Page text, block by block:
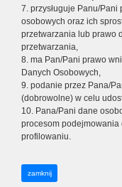
7. przysługuje Panu/
osobowych oraz ich
przetwarzania lub prawo
przetwarzania,
8. ma Pan/Pani prawo
Danych Osobowych,
9. podanie przez Pana/
(dobrowolne) w celu
10. Pana/Pani dane
procesom podejmowania
profilowaniu.
zamknij